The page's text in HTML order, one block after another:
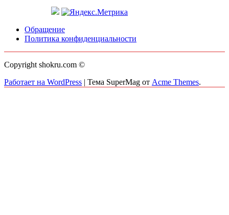
Обращение
Политика конфиденциальности
Copyright shokru.com ©
Работает на WordPress | Тема SuperMag от Acme Themes.